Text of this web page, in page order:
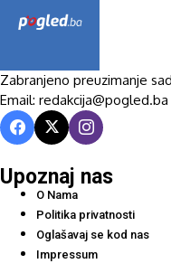
Zabranjeno preuzimanje
Email: redakcija@pogled.ba
Upoznaj nas
O Nama
Politika privatnosti
Oglašavaj se kod nas
Impressum